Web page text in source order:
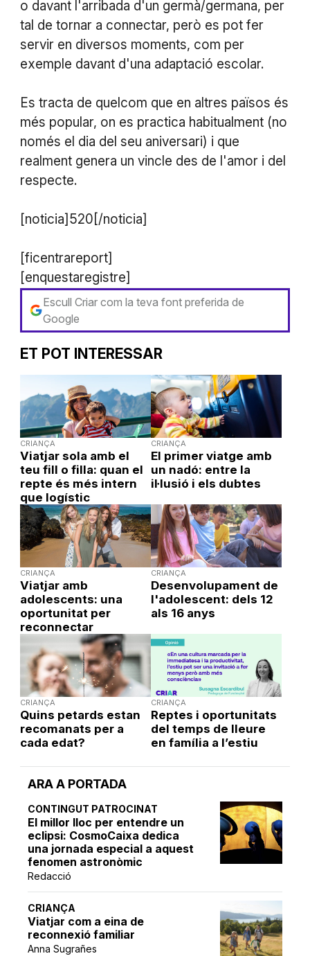
ARA A PORTADA
CONTINGUT PATROCINAT
El millor lloc per entendre un
eclipsi: CosmoCaixa dedica
una jornada especial a aquest
fenomen astronòmic
Redacció
CRIANÇA
Viatjar com a eina de
reconnexió familiar
Anna Sugrañes
o davant l'arribada d'un germà/germana, per
tal de tornar a connectar, però es pot fer
servir en diversos moments, com per
exemple davant d'una adaptació escolar.
Es tracta de quelcom que en altres països és
més popular, on es practica habitualment (no
només el dia del seu aniversari) i que
realment genera un vincle des de l'amor i del
respecte.
[noticia]520[/noticia]
[ficentrareport]
[enquestaregistre]
Escull Criar com la teva font preferida de
Google
ET POT INTERESSAR
CRIANÇA
Viatjar sola amb el
teu fill o filla: quan el
repte és més intern
que logístic
CRIANÇA
El primer viatge amb
un nadó: entre la
il·lusió i els dubtes
CRIANÇA
Viatjar amb
adolescents: una
oportunitat per
reconnectar
CRIANÇA
Desenvolupament de
l'adolescent: dels 12
als 16 anys
CRIANÇA
Quins petards estan
recomanats per a
cada edat?
CRIANÇA
Reptes i oportunitats
del temps de lleure
en família a l’estiu